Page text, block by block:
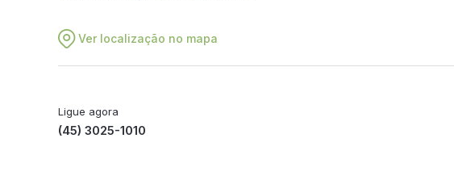
Ver localização no mapa
Ligue agora
(45) 3025-1010